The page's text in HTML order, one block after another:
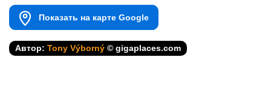
Показать на карте Google
Автор: Tony Výborný © gigaplaces.com